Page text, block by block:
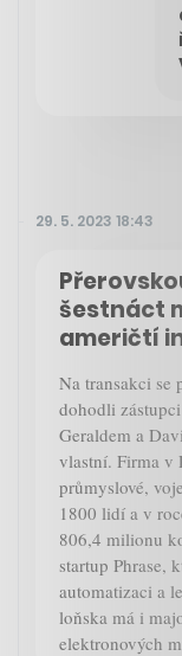
29. 5. 2023 18:43
šestnáct
američtí
Na transakci se
dohodli
Geraldem a
vlastní. Firma v
průmyslové,
1800 lidí a v
806,4 milionu
startup Phrase,
automatizaci a
loňska má i
elektronových